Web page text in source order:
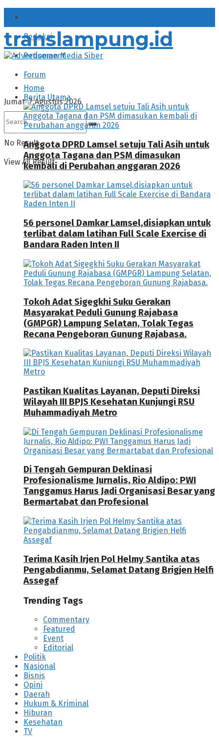
Redaksi
Pedoman Media Siber
Forum
Jumat, 7 Agustus 2026
No Result
View All Result
translampung.id
Home
Berita Utama
Anggota DPRD Lamsel setuju Tali Asih untuk
Anggota Tagana dan PSM dimasukan
kembali di Perubahan anggaran 2026
56 personel Damkar Lamsel,disiapkan untuk
terlibat dalam latihan Full Scale Exercise di
Bandara Raden Inten II
Tokoh Adat Sigegkhi Suku Gerakan
Masyarakat Peduli Gunung Rajabasa
(GMPGR) Lampung Selatan, Tolak Tegas
Recana Pengeboran Gunung Rajabasa.
Pastikan Kualitas Layanan, Deputi Direksi
Wilayah III BPJS Kesehatan Kunjungi RSU
Muhammadiyah Metro
Di Tengah Gempuran Deklinasi
Profesionalisme Jurnalis, Rio Aldipo: PWI
Tanggamus Harus Jadi Organisasi Besar yang
Bermartabat dan Profesional
Terima Kasih Irjen Pol Helmy Santika atas
Pengabdianmu, Selamat Datang Brigjen Helfi
Assegaf
Trending Tags
Commentary
Featured
Event
Editorial
Politik
Nasional
Bisnis
Opini
Daerah
Hukum & Kriminal
Hiburan
Kesehatan
TV